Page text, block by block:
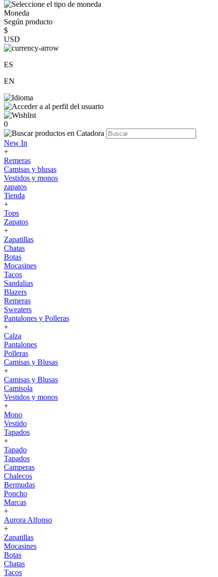
Moneda
Según producto
$
USD
ES
EN
0
New In
+
Remeras
Camisas y blusas
Vestidos y monos
zapatos
Tienda
+
Tops
Zapatos
+
Zapatillas
Chatas
Botas
Mocasines
Tacos
Sandalias
Blazers
Remeras
Sweaters
Pantalones y Polleras
+
Calza
Pantalones
Polleras
Camisas y Blusas
+
Camisas y Blusas
Camisola
Vestidos y monos
+
Mono
Vestido
Tapados
+
Tapado
Tapados
Camperas
Chalecos
Bermudas
Poncho
Marcas
+
Aurora Alfonso
+
Zapatillas
Mocasines
Botas
Chatas
Tacos